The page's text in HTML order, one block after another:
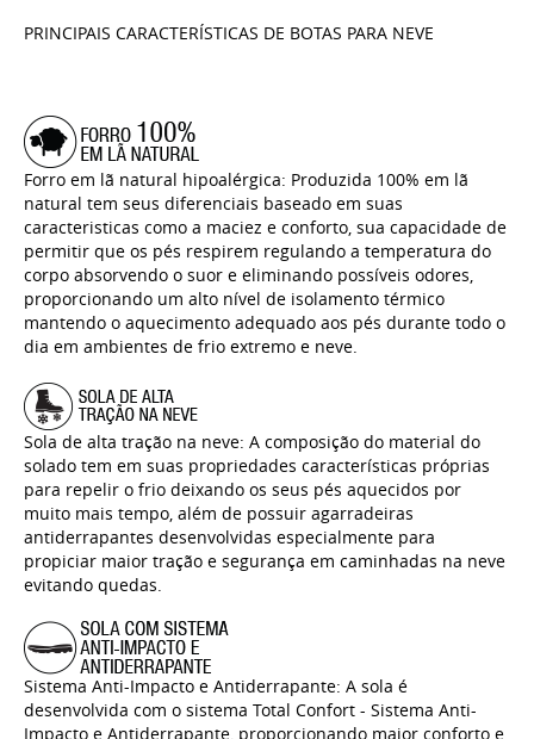
PRINCIPAIS CARACTERÍSTICAS DE BOTAS PARA NEVE
Forro em lã natural hipoalérgica: Produzida 100% em lã
natural tem seus diferenciais baseado em suas
caracteristicas como a maciez e conforto, sua capacidade de
permitir que os pés respirem regulando a temperatura do
corpo absorvendo o suor e eliminando possíveis odores,
proporcionando um alto nível de isolamento térmico
mantendo o aquecimento adequado aos pés durante todo o
dia em ambientes de frio extremo e neve.
Sola de alta tração na neve: A composição do material do
solado tem em suas propriedades características próprias
para repelir o frio deixando os seus pés aquecidos por
muito mais tempo, além de possuir agarradeiras
antiderrapantes desenvolvidas especialmente para
propiciar maior tração e segurança em caminhadas na neve
evitando quedas.
Sistema Anti-Impacto e Antiderrapante: A sola é
desenvolvida com o sistema Total Confort - Sistema Anti-
Impacto e Antiderrapante, proporcionando maior conforto e